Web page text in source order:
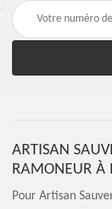
ARTISAN
RAMONEUR À
Pour Artisan